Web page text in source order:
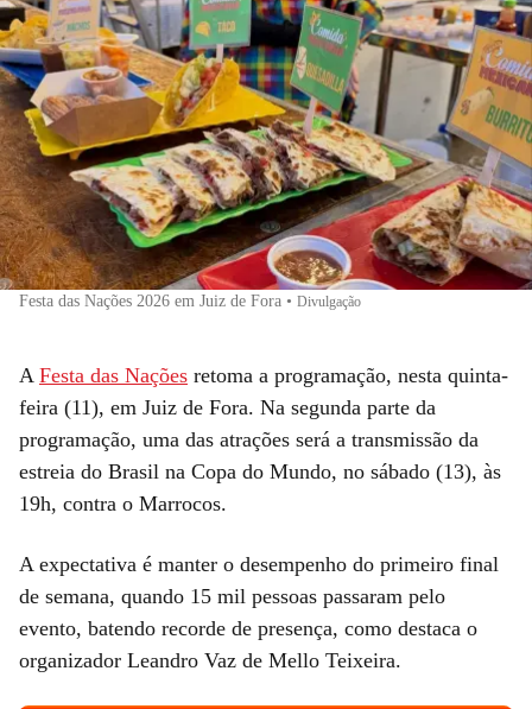
Festa das Nações 2026 em Juiz de Fora • Divulgação
A Festa das Nações retoma a programação, nesta quinta-
feira (11), em Juiz de Fora. Na segunda parte da
programação, uma das atrações será a transmissão da
estreia do Brasil na Copa do Mundo, no sábado (13), às
19h, contra o Marrocos.
A expectativa é manter o desempenho do primeiro final
de semana, quando 15 mil pessoas passaram pelo
evento, batendo recorde de presença, como destaca o
organizador Leandro Vaz de Mello Teixeira.